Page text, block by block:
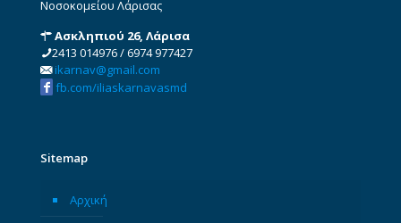
Νοσοκομείου Λάρισας
Ασκληπιού 26, Λάρισα
2413 014976/6974 977427
ikarnav@gmail.com
fb.com/iliaskarnavasmd
Sitemap
Αρχική